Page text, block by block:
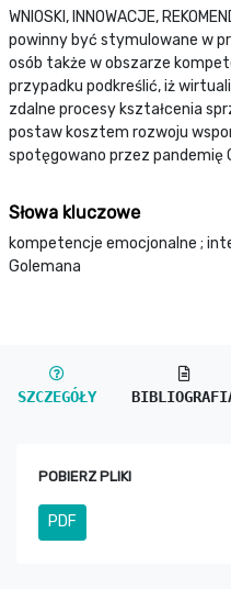
WNIOSKI, INNOWACJE,
powinny być stymulowane w
osób także w obszarze
przypadku podkreślić, iż
zdalne procesy kształcenia
postaw kosztem rozwoju
spotęgowano przez pandemię
Słowa kluczowe
kompetencje emocjonalne ;
Golemana
SZCZEGÓŁY
POBIERZ PLIKI
PDF